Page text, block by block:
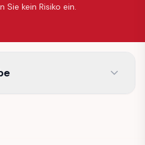
Sie kein Risiko ein.